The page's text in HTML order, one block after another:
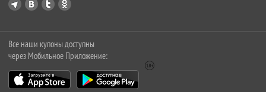
Все наши купоны доступны
через Мобильное Приложение: